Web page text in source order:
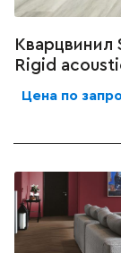
Кварцвинил
Rigid
Цена по